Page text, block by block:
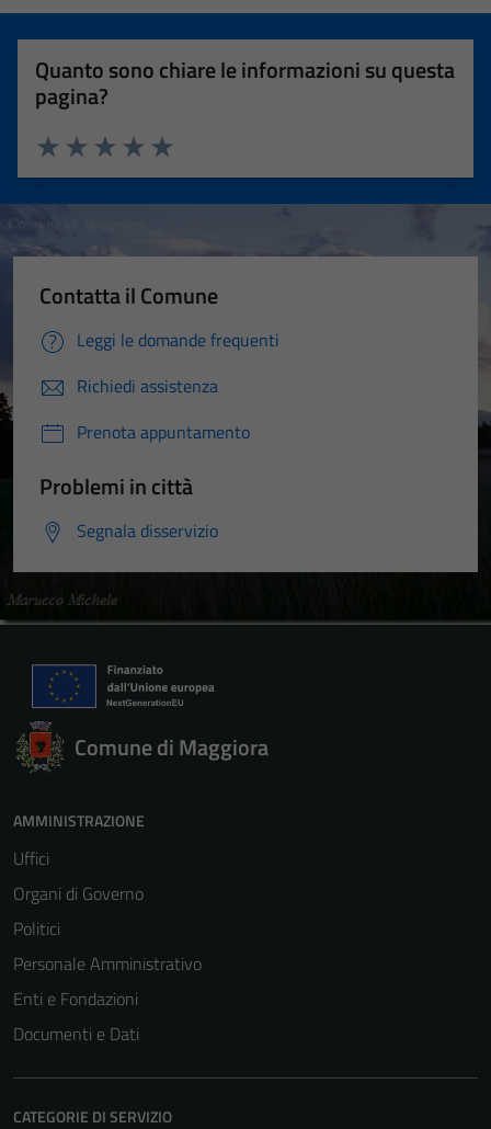
Quanto sono chiare le informazioni su questa
pagina?
Valuta 5 stelle su 5
Valuta 4 stelle su 5
Valuta 3 stelle su 5
Valuta 2 stelle su 5
Valuta 1 stelle su 5
Contatta il Comune
Leggi le domande frequenti
Richiedi assistenza
Prenota appuntamento
Problemi in città
Segnala disservizio
Comune di Maggiora
AMMINISTRAZIONE
Uffici
Organi di Governo
Politici
Personale Amministrativo
Enti e Fondazioni
Documenti e Dati
CATEGORIE DI SERVIZIO